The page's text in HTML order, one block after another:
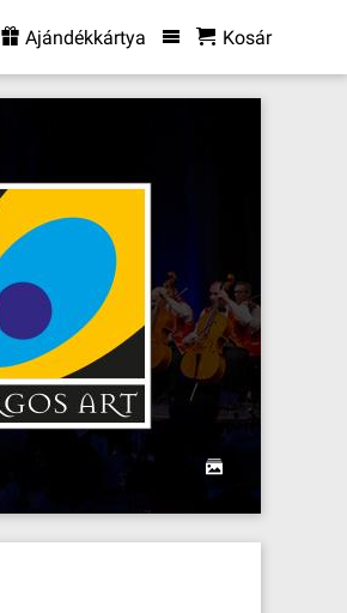
Ajándékkártya Kosár